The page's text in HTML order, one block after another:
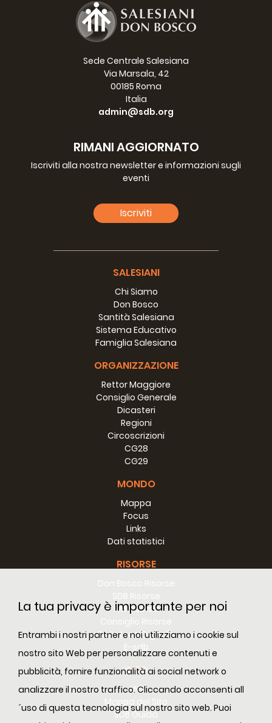
La tua privacy è importante per noi
Entrambi i nostri partner e noi utilizziamo i cookie sul
nostro sito Web per personalizzare contenuti e
pubblicità, fornire funzionalità ai social network o
analizzare il nostro traffico. Cliccando acconsenti all
´uso di questa tecnologia sul nostro sito web. Puoi
Sede Centrale Salesiana
Via Marsala, 42
00185 Roma
Italia
admin@sdb.org
RIMANI AGGIORNATO
Iscriviti alla nostra newsletter e informazioni sugli
eventi
Iscriviti
SALESIANI
Chi Siamo
Don Bosco
Santità Salesiana
Sistema Educativo
Famiglia Salesiana
ORGANIZZAZIONE
Rettor Maggiore
Consiglio Generale
Dicasteri
Regioni
Circoscrizioni
CG28
CG29
MONDO
Mappa
Focus
Links
Dati statistici
RISORSE
RM Risorse
Biblioteca Digitale
E-sdb
INFO
ANS
Mappa del Sito
SDB Guida